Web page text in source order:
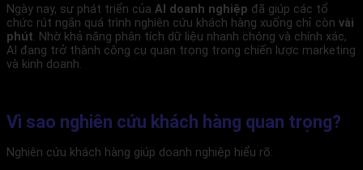
Ngày nay, sự phát triển của AI doanh nghiệp đã giúp các tổ
chức rút ngắn quá trình nghiên cứu khách hàng xuống chỉ còn vài
phút. Nhờ khả năng phân tích dữ liệu nhanh chóng và chính xác,
AI đang trở thành công cụ quan trọng trong chiến lược marketing
và kinh doanh.
Vì sao nghiên cứu khách hàng quan trọng?
Nghiên cứu khách hàng giúp doanh nghiệp hiểu rõ: